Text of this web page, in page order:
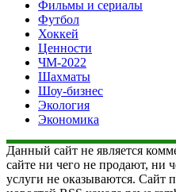
Фильмы и сериалы
Футбол
Хоккей
Ценности
ЧМ-2022
Шахматы
Шоу-бизнес
Экология
Экономика
Данный сайт не является
сайте ни чего не продают, ни
услуги не оказываются. Сайт